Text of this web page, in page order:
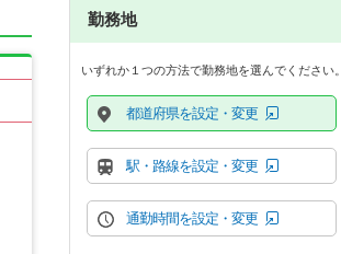
勤務地
いずれか１つの方法で勤務地を選んでください。
都道府県を設定・変更
駅・路線を設定・変更
通勤時間を設定・変更